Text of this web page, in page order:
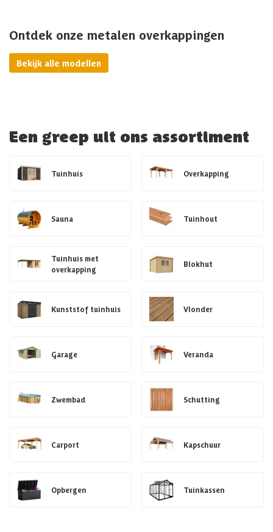
Ontdek onze metalen overkappingen
Bekijk alle modellen
Een greep uit ons assortiment
Tuinhuis Overkapping
Sauna Tuinhout
Tuinhuis met
overkapping
Blokhut
Kunststof tuinhuis Vlonder
Garage Veranda
Zwembad Schutting
Carport Kapschuur
Opbergen Tuinkassen